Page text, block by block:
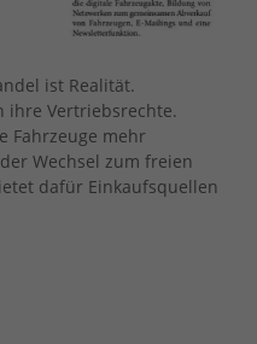
ist Realität.
ihre Vertriebsrechte.
Fahrzeuge mehr
Wechsel zum freien
dafür Einkaufsquellen